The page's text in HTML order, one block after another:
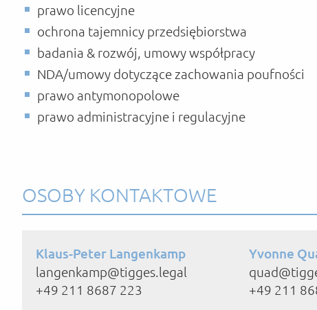
prawo licencyjne
ochrona tajemnicy przedsiębiorstwa
badania & rozwój, umowy współpracy
NDA/umowy dotyczące zachowania poufności
prawo antymonopolowe
prawo administracyjne i regulacyjne
OSOBY KONTAKTOWE
Klaus-Peter Langenkamp
langenkamp@tigges.legal
+49 211 8687 223
Yvonne
+49 211